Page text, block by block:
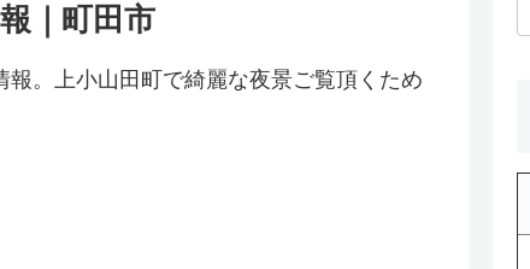
｜町田市
。上小山田町で綺麗な夜景ご覧頂くため